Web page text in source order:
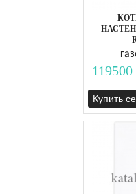
119500
Купить